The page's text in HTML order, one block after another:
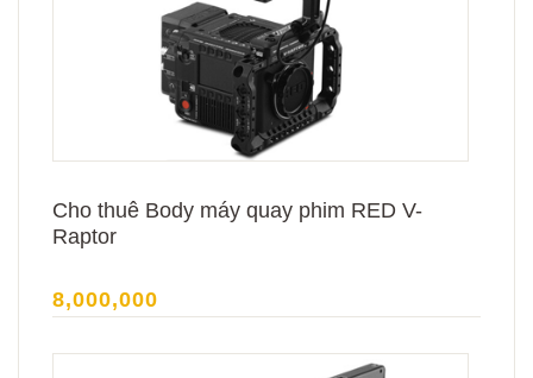
Cho thuê Body máy quay phim RED V-
Raptor
8,000,000